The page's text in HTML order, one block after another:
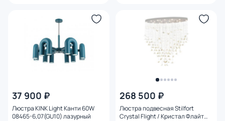
37 900 ₽
Люстра KINK Light Канти 60W
08465-6,07(GU10) лазурный
268 500 ₽
Люстра подвесная Stilfort
Crystal Flight / Кристал Флайт